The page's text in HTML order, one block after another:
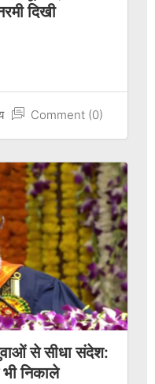
दिखी
Comment (0)
से सीधा संदेश:
निकाले